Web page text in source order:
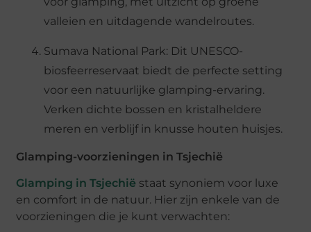
valleien en uitdagende wandelroutes.
Sumava National Park: Dit UNESCO-
biosfeerreservaat biedt de perfecte setting
voor een natuurlijke glamping-ervaring.
Verken dichte bossen en kristalheldere
meren en verblijf in knusse houten huisjes.
Glamping-voorzieningen in Tsjechië
Glamping in Tsjechië staat synoniem voor luxe
en comfort in de natuur. Hier zijn enkele van de
voorzieningen die je kunt verwachten: